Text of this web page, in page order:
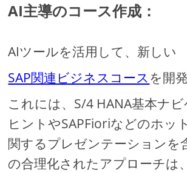
AI主導のコース作成：
AIツールを活用して、新しい
SAP関連ビジネスコースを開
これには、S/4 HANA基本ナ
ヒントやSAPFioriなどのホッ
関するプレゼンテーションを
の合理化されたアプローチは